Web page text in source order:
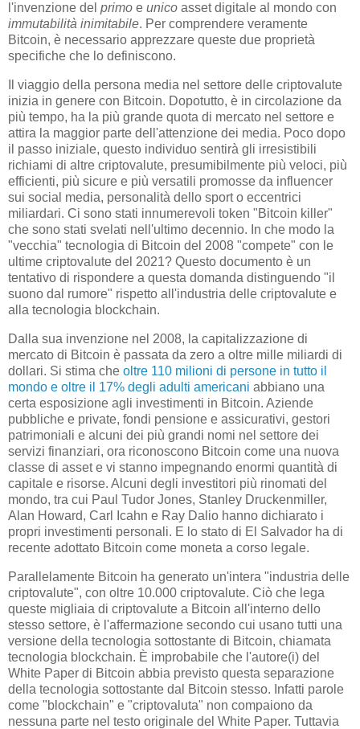
l'invenzione del primo e unico asset digitale al mondo con
immutabilità inimitabile. Per comprendere veramente
Bitcoin, è necessario apprezzare queste due proprietà
specifiche che lo definiscono.
Il viaggio della persona media nel settore delle criptovalute
inizia in genere con Bitcoin. Dopotutto, è in circolazione da
più tempo, ha la più grande quota di mercato nel settore e
attira la maggior parte dell'attenzione dei media. Poco dopo
il passo iniziale, questo individuo sentirà gli irresistibili
richiami di altre criptovalute, presumibilmente più veloci, più
efficienti, più sicure e più versatili promosse da influencer
sui social media, personalità dello sport o eccentrici
miliardari. Ci sono stati innumerevoli token "Bitcoin killer"
che sono stati svelati nell'ultimo decennio. In che modo la
"vecchia" tecnologia di Bitcoin del 2008 "compete" con le
ultime criptovalute del 2021? Questo documento è un
tentativo di rispondere a questa domanda distinguendo "il
suono dal rumore" rispetto all'industria delle criptovalute e
alla tecnologia blockchain.
Dalla sua invenzione nel 2008, la capitalizzazione di
mercato di Bitcoin è passata da zero a oltre mille miliardi di
dollari. Si stima che oltre 110 milioni di persone in tutto il
mondo e oltre il 17% degli adulti americani abbiano una
certa esposizione agli investimenti in Bitcoin. Aziende
pubbliche e private, fondi pensione e assicurativi, gestori
patrimoniali e alcuni dei più grandi nomi nel settore dei
servizi finanziari, ora riconoscono Bitcoin come una nuova
classe di asset e vi stanno impegnando enormi quantità di
capitale e risorse. Alcuni degli investitori più rinomati del
mondo, tra cui Paul Tudor Jones, Stanley Druckenmiller,
Alan Howard, Carl Icahn e Ray Dalio hanno dichiarato i
propri investimenti personali. E lo stato di El Salvador ha di
recente adottato Bitcoin come moneta a corso legale.
Parallelamente Bitcoin ha generato un'intera "industria delle
criptovalute", con oltre 10.000 criptovalute. Ciò che lega
queste migliaia di criptovalute a Bitcoin all'interno dello
stesso settore, è l'affermazione secondo cui usano tutti una
versione della tecnologia sottostante di Bitcoin, chiamata
tecnologia blockchain. È improbabile che l'autore(i) del
White Paper di Bitcoin abbia previsto questa separazione
della tecnologia sottostante dal Bitcoin stesso. Infatti parole
come "blockchain" e "criptovaluta" non compaiono da
nessuna parte nel testo originale del White Paper. Tuttavia